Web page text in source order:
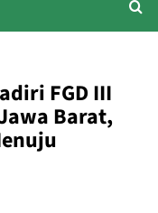
FGD III
Barat,